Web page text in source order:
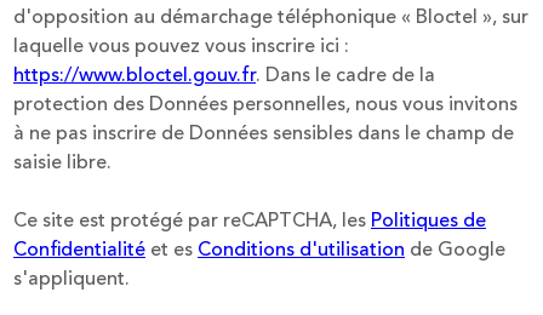
d'opposition au démarchage téléphonique « Bloctel », sur
laquelle vous pouvez vous inscrire ici :
https://www.bloctel.gouv.fr. Dans le cadre de la
protection des Données personnelles, nous vous invitons
à ne pas inscrire de Données sensibles dans le champ de
saisie libre.
Ce site est protégé par reCAPTCHA, les Politiques de
Confidentialité et es Conditions d'utilisation de Google
s'appliquent.